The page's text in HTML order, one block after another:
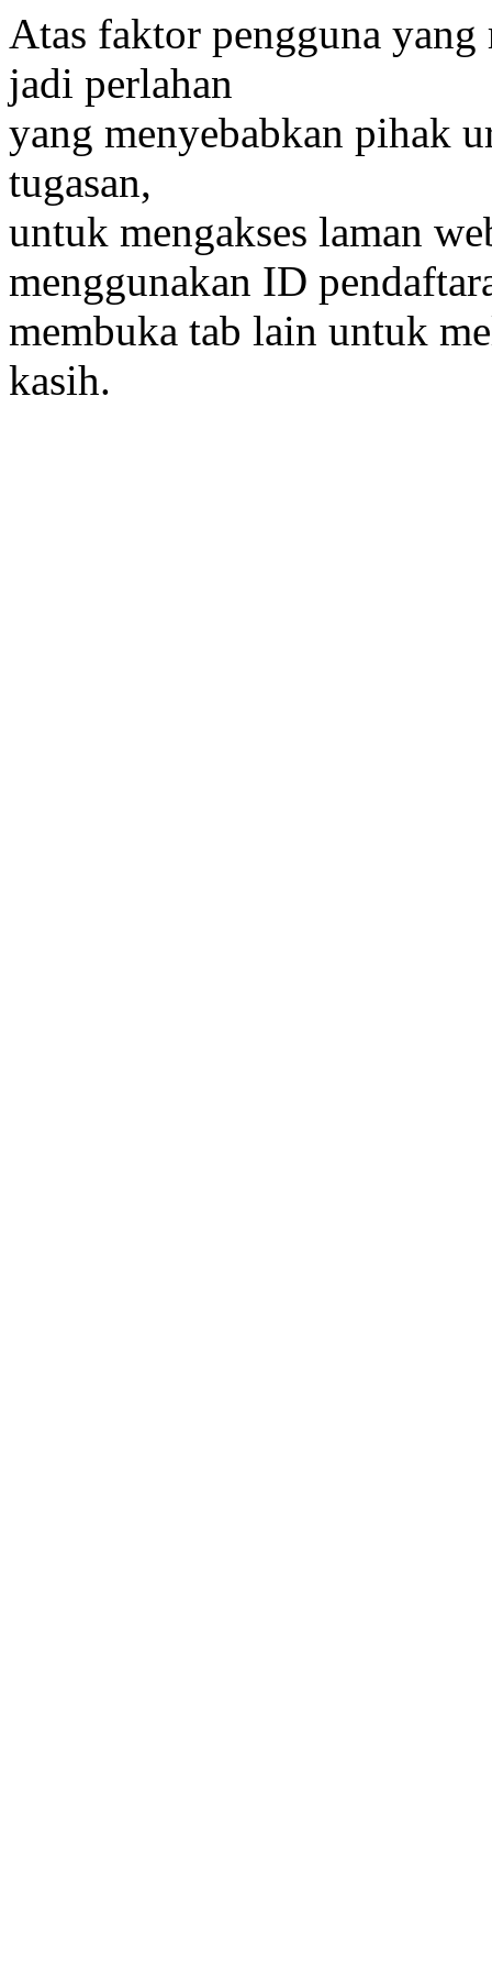
Atas faktor pengguna
jadi perlahan
yang menyebabkan pihak
tugasan,
untuk mengakses laman
menggunakan ID
membuka tab lain untuk
kasih.